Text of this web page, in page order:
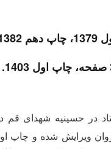
در حسینیه شهداى قم
ویرایش شده و چاپ